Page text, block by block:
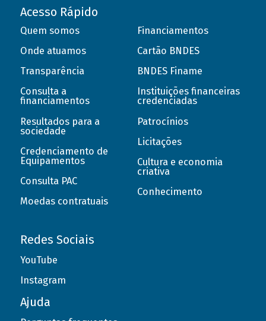
Acesso Rápido
Quem somos
Onde atuamos
Transparência
Consulta a
financiamentos
Resultados para a
sociedade
Credenciamento de
Equipamentos
Consulta PAC
Moedas contratuais
Financiamentos
Cartão BNDES
BNDES Finame
Instituições financeiras
credenciadas
Patrocínios
Licitações
Cultura e economia
criativa
Conhecimento
Redes Sociais
YouTube
Instagram
Ajuda